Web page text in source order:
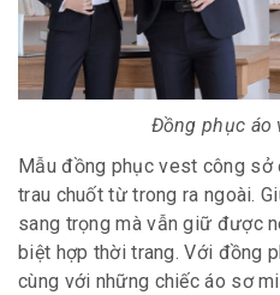
Đồng phục áo
Mẫu đồng phục vest công sở
trau chuốt từ trong ra ngoài.
sang trọng mà vẫn giữ được
biệt hợp thời trang. Với đồng
cùng với những chiếc áo sơ